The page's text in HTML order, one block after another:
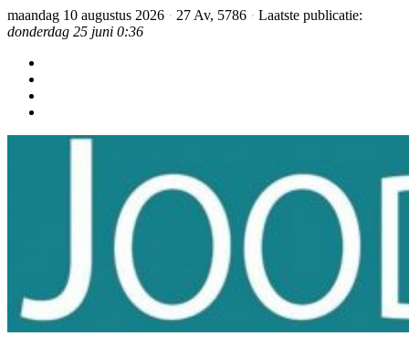
maandag 10 augustus 2026 · 27 Av, 5786 · Laatste publicatie:
donderdag 25 juni 0:36